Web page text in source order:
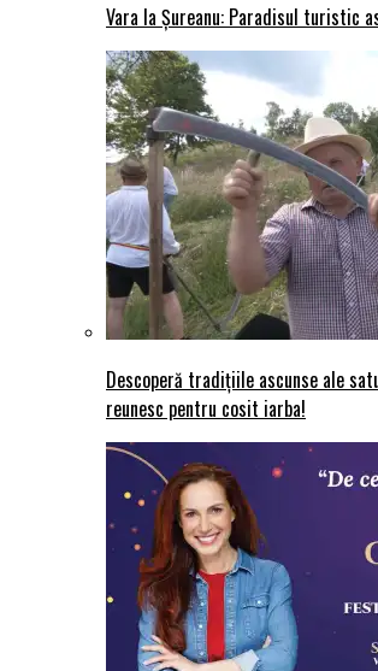
Vara la Șureanu: Paradisul turistic
Descoperă tradițiile ascunse ale
reunesc pentru cosit iarba!